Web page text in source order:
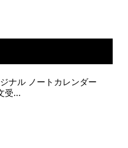
ナル ノートカレンダー
受...